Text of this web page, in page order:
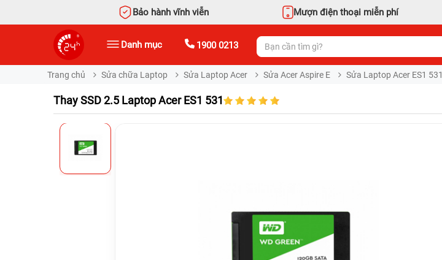
Bảo hành vĩnh viễn Mượn điện thoại miễn phí
Danh mục 1900 0213
Trang chủ Sửa chữa Laptop Sửa Laptop Acer Sửa Acer Aspire E Sửa Laptop Acer ES1 531
Thay SSD 2.5 Laptop Acer ES1 531